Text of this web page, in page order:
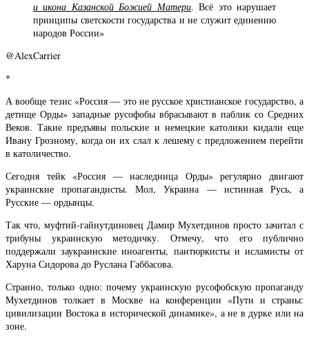
и икона Казанской Божией Матери. Всё это нарушает
принципы светскости государства и не служит единению
народов России»
@AlexCarrier
*
А вообще тезис «Россия — это не русское христианское государство, а
детище Орды» западные русофобы вбрасывают в паблик со Средних
Веков. Такие предъявы польские и немецкие католики кидали еще
Ивану Грозному, когда он их слал к лешему с предложением перейти
в католичество.
Сегодня тейк «Россия — наследница Орды» регулярно двигают
украинские пропагандисты. Мол, Украина — истинная Русь, а
Русские — ордынцы.
Так что, муфтий-гайнутдиновец Дамир Мухетдинов просто зачитал с
трибуны украинскую методичку. Отмечу, что его публично
поддержали заукраинские иноагенты, пантюркисты и исламисты от
Харуна Сидорова до Руслана Габбасова.
Странно, только одно: почему украинскую русофобскую пропаганду
Мухетдинов толкает в Москве на конференции «Пути и страны:
цивилизации Востока в исторической динамике», а не в дурке или на
зоне.